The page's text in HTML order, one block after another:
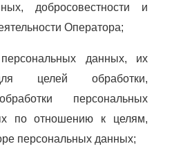
добросовестности и
Оператора;
персональных данных, их
целей обработки,
персональных
по отношению к целям,
персональных данных;